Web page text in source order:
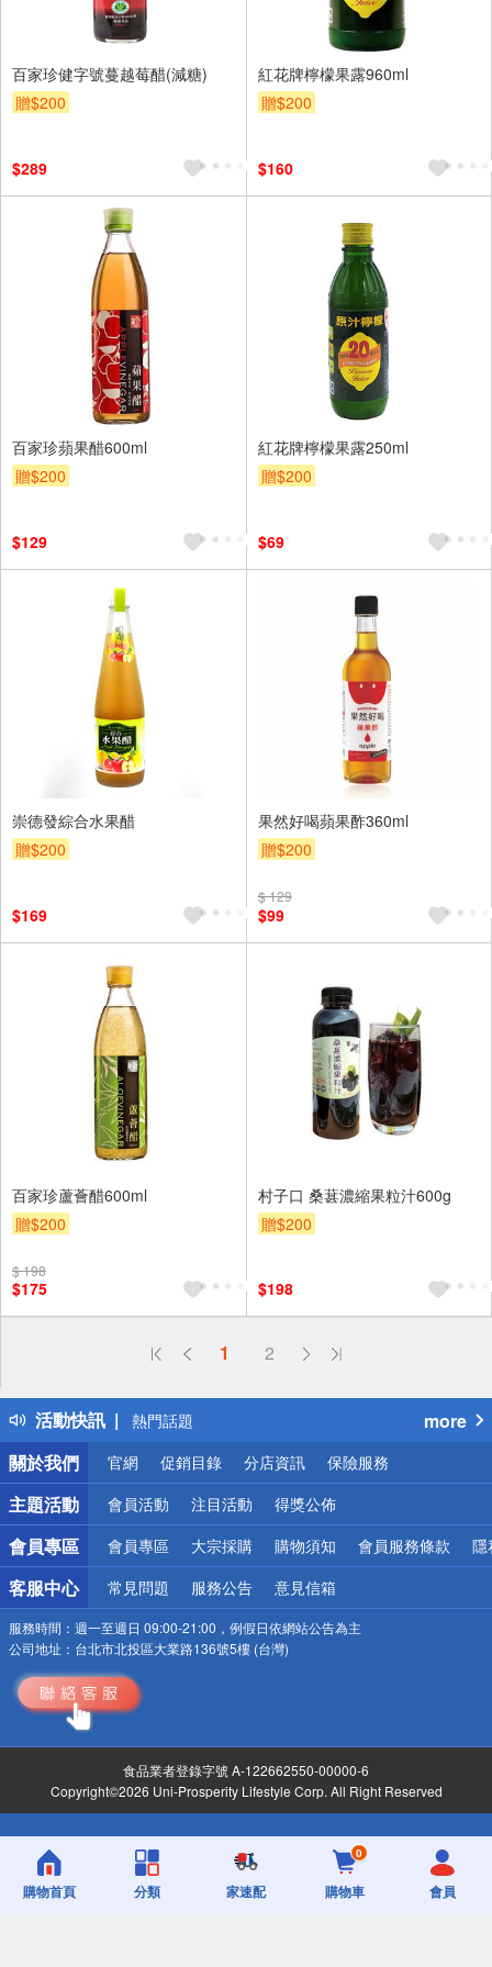
百家珍健字號蔓越莓醋(減糖)
贈$200
$289
紅花牌檸檬果露960ml
贈$200
$160
百家珍蘋果醋600ml
贈$200
$129
紅花牌檸檬果露250ml
贈$200
$69
崇德發綜合水果醋
贈$200
$169
果然好喝蘋果酢360ml
贈$200
$ 129
$99
百家珍蘆薈醋600ml
贈$200
$ 198
$175
村子口 桑葚濃縮果粒汁600g
贈$200
$198
1 2
活動快訊
偏遠地區配送
得獎公告
熱門話題
銀行優惠
偏遠地區配送
詐騙網頁！請小心！
more
關於我們
官網 促銷目錄 分店資訊 保險服務
主題活動 會員活動 注目活動 得獎公佈
會員專區 會員專區 大宗採購 購物須知 會員服務條款 隱
客服中心 常見問題 服務公告 意見信箱
服務時間： 週一至週日 09:00-21:00，例假日依網站公告為主
公司地址： 台北市北投區大業路136號5樓 (台灣)
食品業者登錄字號 A-122662550-00000-6
Copyright©2026 Uni-Prosperity Lifestyle Corp. All Right Reserved
購物首頁 分類 家速配
0
購物車 會員